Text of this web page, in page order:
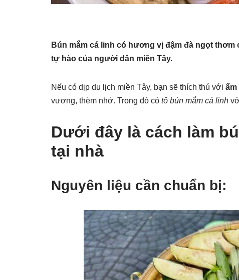
Bún mắm cá linh có hương vị đậm đà ngọt
tự hào của người dân miền Tây.
Nếu có dịp du lịch miền Tây, bạn sẽ thích thú với
vương, thèm nhớ. Trong đó có tô bún mắm cá linh
Dưới đây là cách làm
tại nhà
Nguyên liệu cần chuẩn bị: